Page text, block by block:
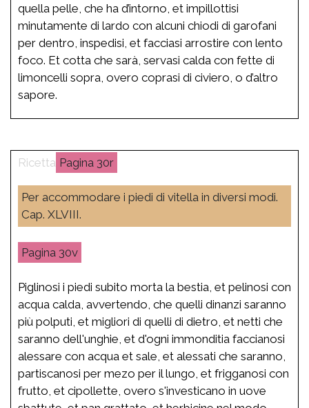
quella pelle, che ha d’intorno, et impillottisi
minutamente di lardo con alcuni chiodi di garofani
per dentro, inspedisi, et facciasi arrostire con lento
foco. Et cotta che sarà, servasi calda con fette di
limoncelli sopra, overo coprasi di civiero, o d’altro
sapore.
30r
Per accommodare i piedi di vitella in diversi modi.
Cap. XLVIII.
30v
Piglinosi i piedi subito morta la bestia, et pelinosi con
acqua calda, avvertendo, che quelli dinanzi saranno
più polputi, et migliori di quelli di dietro, et netti che
saranno dell'unghie, et d'ogni immonditia faccianosi
alessare con acqua et sale, et alessati che saranno,
partiscanosi per mezo per il lungo, et frigganosi con
frutto, et cipollette, overo s'investicano in uove